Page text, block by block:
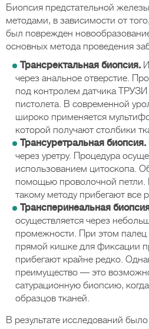
Биопсия предстательной
методами, в зависимости от
был поврежден
основных метода проведения
Трансректальная биопсия.
через анальное отверстие.
под контролем датчика
пистолета. В современной
широко применяется
которой получают столбики
Трансуретральная биопсия.
через уретру. Процедура
использованием цитоскопа.
помощью проволочной петли.
такому методу прибегают все
Трансперинеальная
осуществляется через
промежности. При этом палец
прямой кишке для фиксации
прибегают крайне редко.
преимущество — это
сатурационную биопсию,
образцов тканей.
В результате исследований